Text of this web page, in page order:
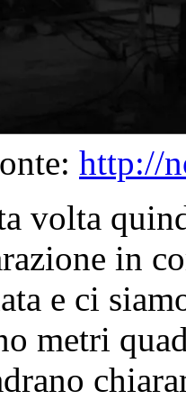
http://
volta
in
e ci
metri